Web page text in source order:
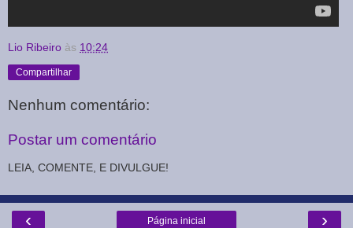
Lio Ribeiro às 10:24
Compartilhar
Nenhum comentário:
Postar um comentário
LEIA, COMENTE, E DIVULGUE!
‹ ›
Página inicial